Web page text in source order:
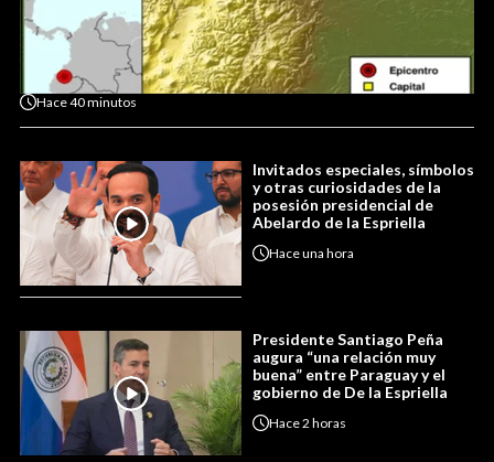
Hace40 minutos
Invitados especiales, símbolos
y otras curiosidades de la
posesión presidencial de
Abelardo de la Espriella
Haceuna hora
Presidente Santiago Peña
augura “una relación muy
buena” entre Paraguay y el
gobierno de De la Espriella
Hace2 horas